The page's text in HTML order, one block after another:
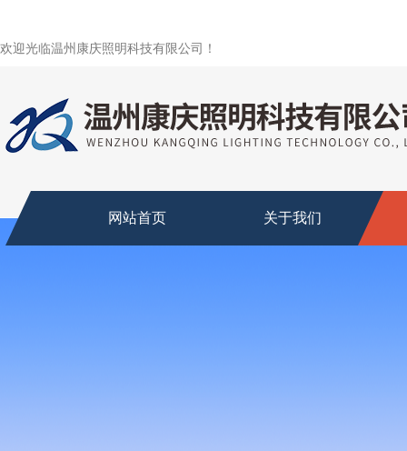
欢迎光临温州康庆照明科技有限公司！
网站首页 关于我们